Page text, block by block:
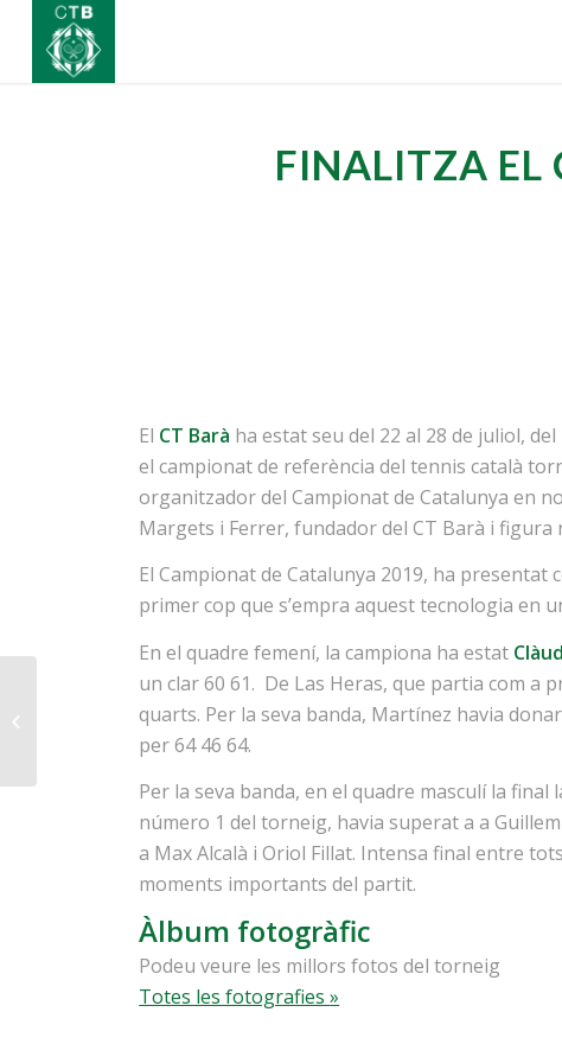
FINALITZA EL
El CT Barà ha estat seu del 22 al 28 de juliol, del
el campionat de referència del tennis català
organitzador del Campionat de Catalunya en
Margets i Ferrer, fundador del CT Barà i figura
El Campionat de Catalunya 2019, ha
primer cop que s’empra aquest tecnologia en
En el quadre femení, la campiona ha estat
un clar 60 61. De Las Heras, que partia com a
quarts. Per la seva banda, Martínez havia
per 64 46 64.
Per la seva banda, en el quadre masculí la
número 1 del torneig, havia superat a a
a Max Alcalà i Oriol Fillat. Intensa final entre
moments importants del partit.
Àlbum fotogràfic
Podeu veure les millors fotos del torneig
Totes les fotografies»
Festa Infantil 2019